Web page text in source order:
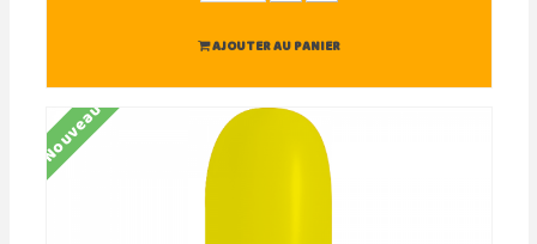
AJOUTER AU PANIER
Nouveau